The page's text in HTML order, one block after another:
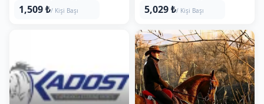
1,509 ₺/ Kişi Başı 5,029 ₺/ Kişi Başı